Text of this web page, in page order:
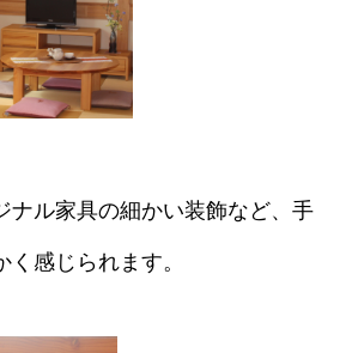
ナル家具の細かい装飾など、手
感じられます。